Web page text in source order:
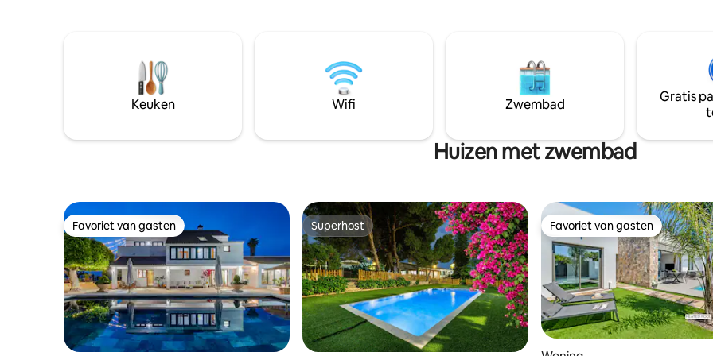
Comfortabel geschikt voor 2,
maximaal 4 gasten zijn
Keuken Wifi Zwembad
Gratis
Huizen met zwembad
Favoriet van gasten
Favoriet van gasten Superhost
Superhost Favoriet van gasten
Favoriet van gasten